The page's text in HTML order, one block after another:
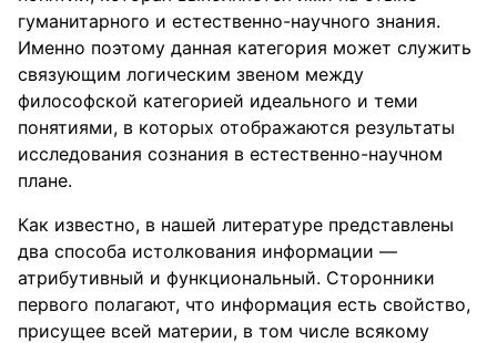
гуманитарного и естественно-научного знания.
Именно поэтому данная категория может служить
связующим логическим звеном между
философской категорией идеального и теми
понятиями, в которых отображаются результаты
исследования сознания в естественно-научном
плане.
Как известно, в нашей литературе представлены
два способа истолкования информации —
атрибутивный и функциональный. Сторонники
первого полагают, что информация есть свойство,
присущее всей материи, в том числе всякому